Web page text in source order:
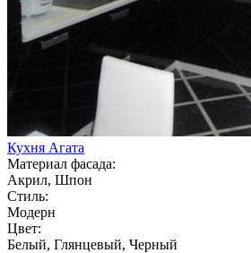
Кухня Агата
Материал фасада:
Акрил, Шпон
Стиль:
Модерн
Цвет:
Белый, Глянцевый, Черный